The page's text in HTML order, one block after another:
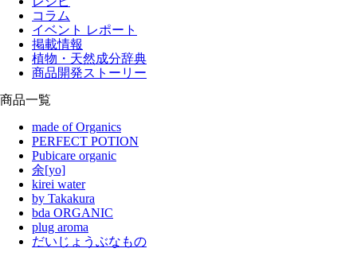
コラム
イベント レポート
掲載情報
植物・天然成分辞典
商品開発ストーリー
商品一覧
made of Organics
PERFECT POTION
Pubicare organic
余[yo]
kirei water
by Takakura
bda ORGANIC
plug aroma
だいじょうぶなもの